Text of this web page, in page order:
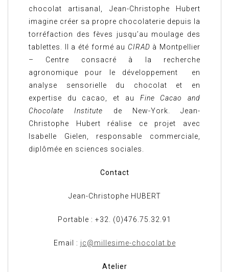
chocolat artisanal, Jean-Christophe Hubert
imagine créer sa propre chocolaterie depuis la
torréfaction des fèves jusqu’au moulage des
tablettes. Il a été formé au CIRAD à Montpellier
– Centre consacré à la recherche
agronomique pour le développement en
analyse sensorielle du chocolat et en
expertise du cacao, et au Fine Cacao and
Chocolate Institute de New-York. Jean-
Christophe Hubert réalise ce projet avec
Isabelle Gielen, responsable commerciale,
diplômée en sciences sociales.
Contact
Jean-Christophe HUBERT
Portable : +32. (0)476.75.32.91
Email : jc@millesime-chocolat.be
Atelier